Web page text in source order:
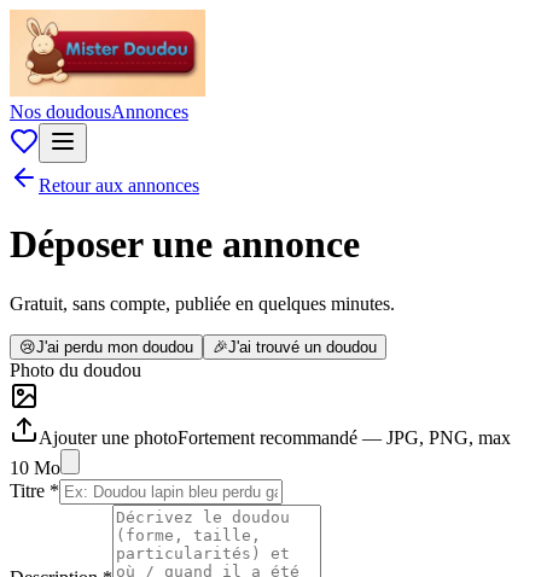
Nos doudousAnnonces
Retour aux annonces
Déposer une annonce
Gratuit, sans compte, publiée en quelques minutes.
😢J'ai perdu mon doudou 🎉J'ai trouvé un doudou
Photo du doudou
Ajouter une photoFortement recommandé — JPG, PNG, max
10 Mo
Titre *